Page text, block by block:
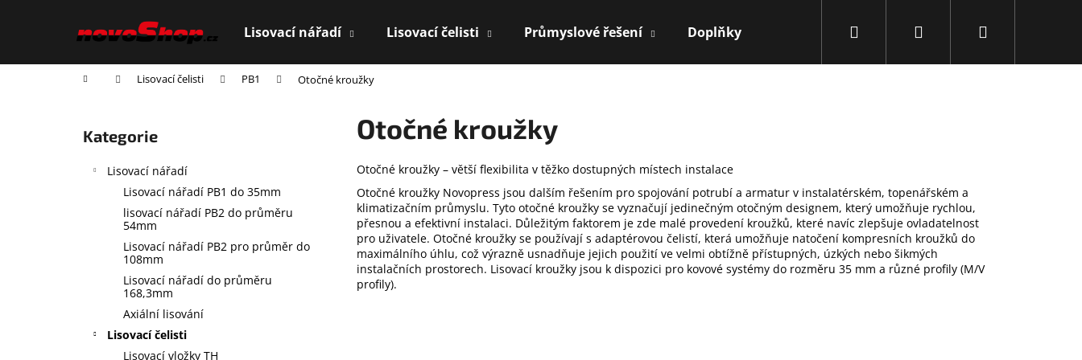
Lisovací nářadí Lisovací čelisti Průmyslové řešení Doplňky Obchodní podmínky Kontakty
Přihlášení
Domů Lisovací čelisti PB1 Otočné kroužky
Přeskočit
kategorie
Kategorie
Lisovací nářadí
Lisovací nářadí PB1 do 35mm
lisovací nářadí PB2 do průměru
54mm
Lisovací nářadí PB2 pro průměr do
108mm
Lisovací nářadí do průměru
168,3mm
Axiální lisování
Lisovací čelisti
Lisovací vložky TH
Otočné kroužky
Otočné kroužky – větší flexibilita v těžko dostupných místech instalace
Otočné kroužky Novopress jsou dalším řešením pro spojování potrubí a armatur v instalatérském, topenářském a
klimatizačním průmyslu. Tyto otočné kroužky se vyznačují jedinečným otočným designem, který umožňuje rychlou,
přesnou a efektivní instalaci. Důležitým faktorem je zde malé provedení kroužků, které navíc zlepšuje ovladatelnost
pro uživatele. Otočné kroužky se používají s adaptérovou čelistí, která umožňuje natočení kompresních kroužků do
maximálního úhlu, což výrazně usnadňuje jejich použití ve velmi obtížně přístupných, úzkých nebo šikmých
instalačních prostorech. Lisovací kroužky jsou k dispozici pro kovové systémy do rozměru 35 mm a různé profily (M/V
profily).
í
Zpět
do
Zpět
do
Doporučujeme